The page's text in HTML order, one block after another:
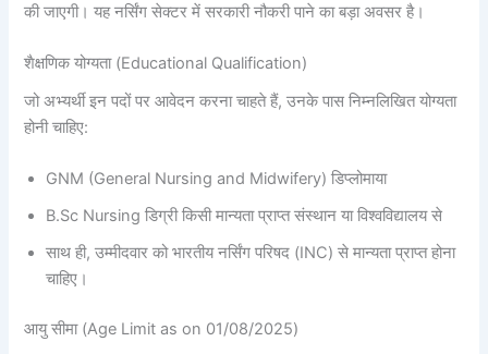
की जाएगी। यह नर्सिंग सेक्टर में सरकारी नौकरी पाने का बड़ा अवसर है।
शैक्षणिक योग्यता (Educational Qualification)
जो अभ्यर्थी इन पदों पर आवेदन करना चाहते हैं, उनके पास निम्नलिखित योग्यता
होनी चाहिए:
GNM (General Nursing and Midwifery) डिप्लोमाया
B.Sc Nursing डिग्री किसी मान्यता प्राप्त संस्थान या विश्वविद्यालय से
साथ ही, उम्मीदवार को भारतीय नर्सिंग परिषद (INC) से मान्यता प्राप्त होना
चाहिए।
आयु सीमा (Age Limit as on 01/08/2025)